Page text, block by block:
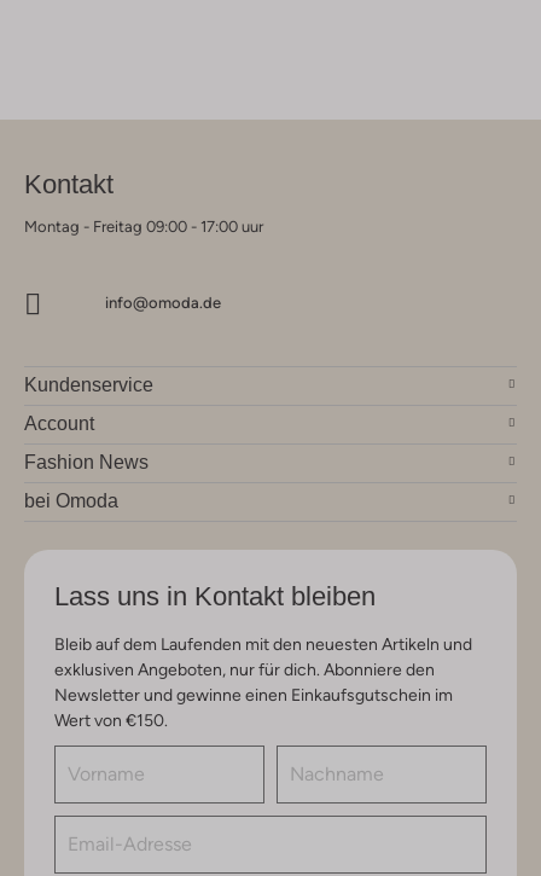
Kontakt
Montag - Freitag 09:00 - 17:00 uur
info@omoda.de
Kundenservice
Account
Fashion News
bei Omoda
Lass uns in Kontakt bleiben
Bleib auf dem Laufenden mit den neuesten Artikeln und
exklusiven Angeboten, nur für dich. Abonniere den
Newsletter und gewinne einen Einkaufsgutschein im
Wert von €150.